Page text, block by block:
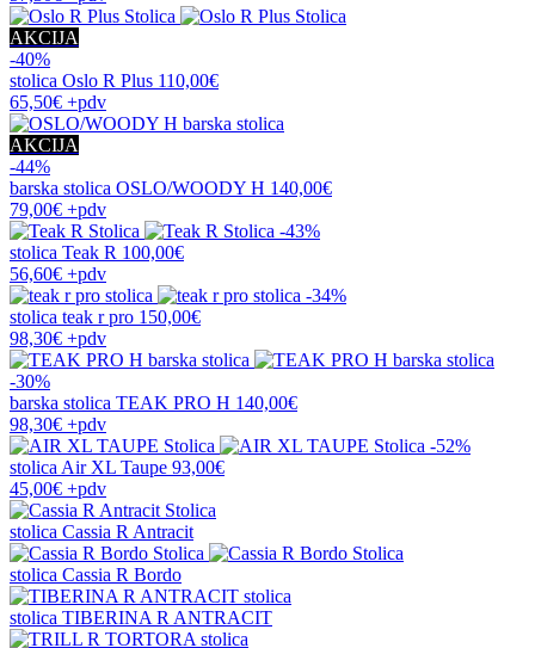
AKCIJA
-40%
stolica Oslo R Plus 110,00€
65,50€ +pdv
AKCIJA
-44%
barska stolica OSLO/WOODY H 140,00€
79,00€ +pdv
-43%
stolica Teak R 100,00€
56,60€ +pdv
-34%
stolica teak r pro 150,00€
98,30€ +pdv
-30%
barska stolica TEAK PRO H 140,00€
98,30€ +pdv
-52%
stolica Air XL Taupe 93,00€
45,00€ +pdv
stolica Cassia R Antracit
stolica Cassia R Bordo
stolica TIBERINA R ANTRACIT